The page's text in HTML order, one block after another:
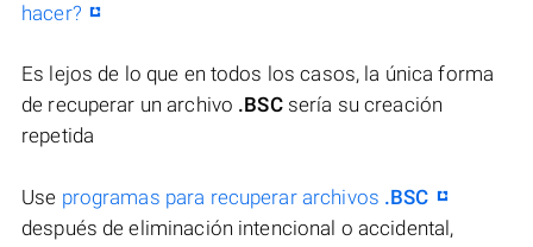
hacer?
Es lejos de lo que en todos los casos, la única forma
de recuperar un archivo .BSCsería su creación
repetida
Use programas para recuperar archivos .BSC
después de eliminación intencional o accidental,